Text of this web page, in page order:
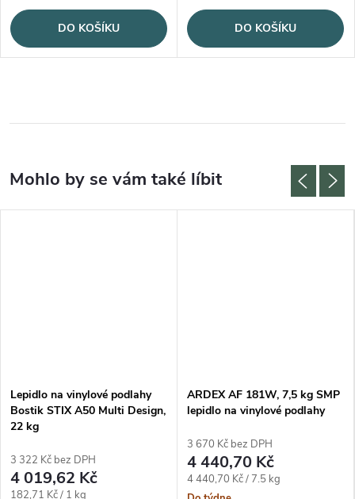
DO KOŠÍKU DO KOŠÍKU
Lepidlo na vinylové podlahy
Bostik STIX A50 Multi Design,
22 kg
3 322 Kč bez DPH
4 019,62 Kč
Měrná cena:
182,71 Kč / 1 kg
ARDEX AF 181W, 7,5 kg SMP
lepidlo na vinylové podlahy
3 670 Kč bez DPH
4 440,70 Kč
Měrná cena:
4 440,70 Kč / 7.5 kg